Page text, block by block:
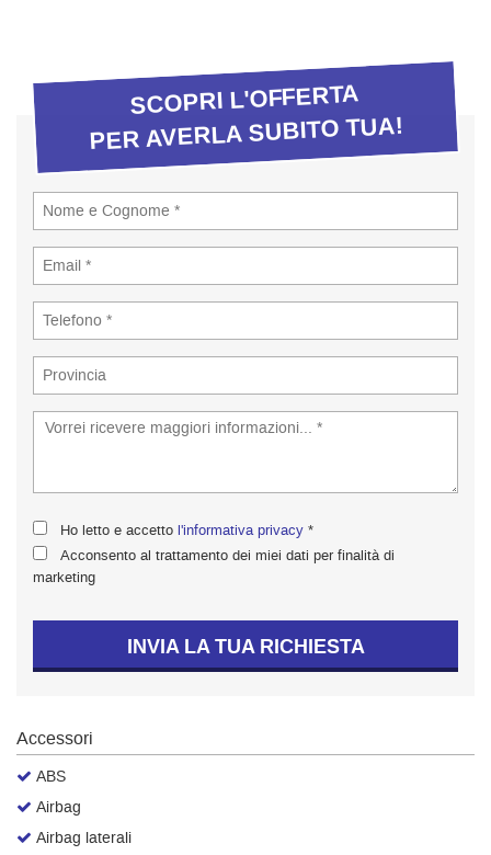
SCOPRI L'OFFERTA
PER AVERLA SUBITO TUA!
Ho letto e accetto l'informativa privacy *
Acconsento al trattamento dei miei dati per finalità di
marketing
INVIA LA TUA RICHIESTA
Accessori
ABS
Airbag
Airbag laterali
Cookie delle preferenze
Cookie per il miglioramento dell'esperienza utente
Cookie analitici
Cookie di marketing
la
cookie
policy